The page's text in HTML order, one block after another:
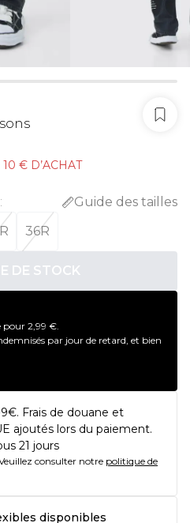
€ D’ACHAT
:
Guide des tailles
36R
DE STOCK
2,99 €.
par jour de retard, et bien
Frais de douane et
ajoutés lors du paiement.
21 jours
consulter notre politique de
disponibles